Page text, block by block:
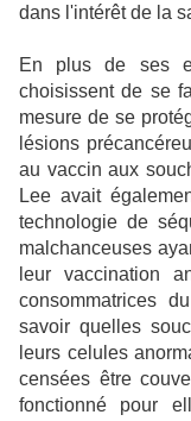
dans l'intérêt de la
En plus de ses
choisissent de se
mesure de se
lésions
au vaccin aux
Lee avait
technologie de
malchanceuses
leur vaccination
consommatrices
savoir quelles
leurs celules
censées être
fonctionné pour